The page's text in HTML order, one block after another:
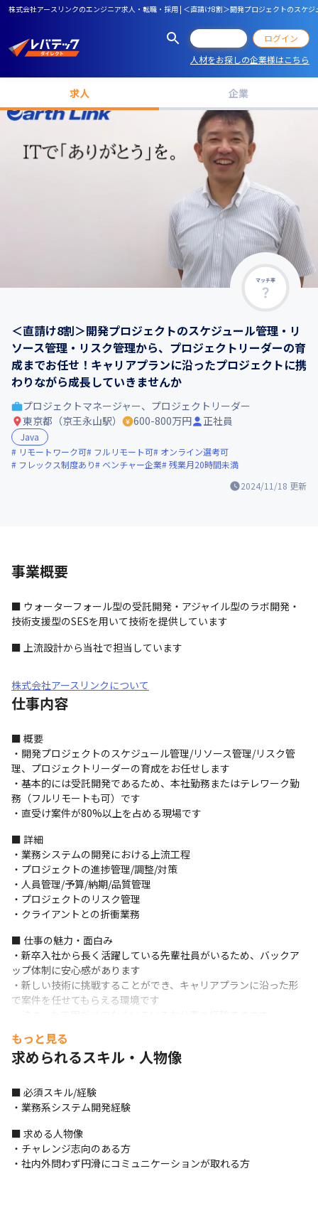
株式会社アースリンクのエンジニア求人・転職・採用 | ＜直請け8割＞開発プロジェクトのスケ
ログイン
人材をお探しの企業様はこちら
求人 企業
マッチ率
＜直請け8割＞開発プロジェクトのスケジュール管理・リ
ソース管理・リスク管理から、プロジェクトリーダーの育
成までお任せ！キャリアプランに沿ったプロジェクトに携
わりながら成長していきませんか
2024/11/18 更新
プロジェクトマネージャー、プロジェクトリーダー
東京都（京王永山駅）
600-800万円 正社員
Java
リモートワーク可
フルリモート可
オンライン選考可
フレックス制度あり
ベンチャー企業 残業月20時間未満
事業概要
■ ウォーターフォール型の受託開発・アジャイル型のラボ開発・
技術支援型のSESを用いて技術を提供しています
■ 上流設計から当社で担当しています
株式会社アースリンクについて
仕事内容
■ 概要
・開発プロジェクトのスケジュール管理/リソース管理/リスク管
理、プロジェクトリーダーの育成をお任せします
・基本的には受託開発であるため、本社勤務またはテレワーク勤
務（フルリモートも可）です
・直受け案件が80%以上を占める現場です
■ 詳細
・業務システムの開発における上流工程
・プロジェクトの進捗管理/調整/対策
・人員管理/予算/納期/品質管理
・プロジェクトのリスク管理
・クライアントとの折衝業務
■ 仕事の魅力・面白み
・新卒入社から長く活躍している先輩社員がいるため、バックア
ップ体制に安心感があります
・新しい技術に挑戦することができ、キャリアプランに沿った形
で案件を任せてもらえる環境です
もっと見る
求められるスキル・人物像
■ 必須スキル/経験
・業務系システム開発経験
■ 求める人物像
・チャレンジ志向のある方
・社内外問わず円滑にコミュニケーションが取れる方